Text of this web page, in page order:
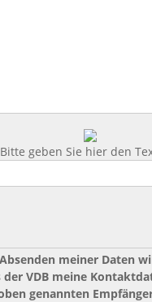
Bitte geben Sie hier den
meiner Daten
der VDB meine
genannten